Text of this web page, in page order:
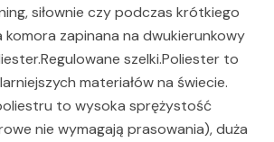
siłownie czy podczas krótkiego
komora zapinana na dwukierunkowy
szelki.Poliester to
materiałów na świecie.
to wysoka sprężystość
nie wymagają prasowania), duża